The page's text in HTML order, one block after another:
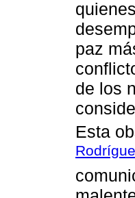
paz
de los
Esta